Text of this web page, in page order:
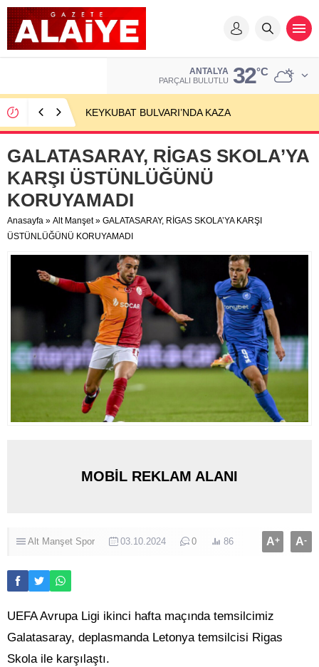
ANTALYA
PARÇALI BULUTLU 32°C
KEYKUBAT BULVARI’NDA KAZA
GALATASARAY, RİGAS SKOLA’YA
KARŞI ÜSTÜNLÜĞÜNÜ
KORUYAMADI
Anasayfa » Alt Manşet » GALATASARAY, RİGAS SKOLA’YA KARŞI
ÜSTÜNLÜĞÜNÜ KORUYAMADI
MOBİL REKLAM ALANI
Alt Manşet Spor 03.10.2024 0 86 A+ A-
UEFA Avrupa Ligi ikinci hafta maçında temsilcimiz
Galatasaray, deplasmanda Letonya temsilcisi Rigas
Skola ile karşılaştı.